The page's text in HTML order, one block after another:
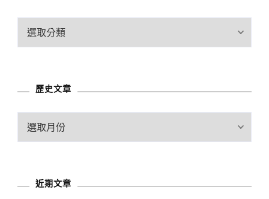
歷史文章
近期文章